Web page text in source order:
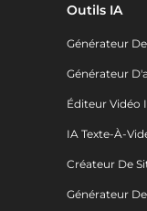
Outils IA
Générateur
Générateur
Éditeur Vidéo
IA Texte-À-
Créateur De
Générateur